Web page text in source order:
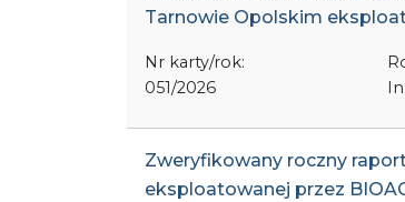
Tarnowie Opolskim
Nr karty/rok:
051/2026
Zweryfikowany roczny
eksploatowanej przez